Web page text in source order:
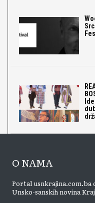
O NAMA
Portal usnkrajina.com.ba
Unsko-sanskih novina